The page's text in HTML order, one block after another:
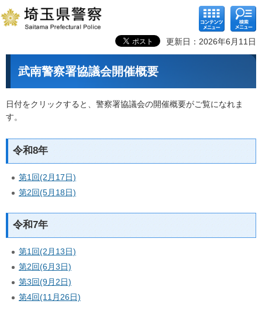
コンテ
ンツメ
ニュー
検索メ
ニュー
更新日：2026年6月11日
武南警察署協議会開催概要
日付をクリックすると、警察署協議会の開催概要がご覧になれま
す。
令和8年
第1回(2月17日)
第2回(5月18日)
令和7年
第1回(2月13日)
第2回(6月3日)
第3回(9月2日)
第4回(11月26日)